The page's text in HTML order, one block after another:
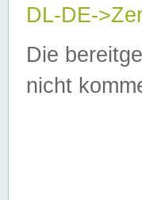
DL-DE-
Die
nicht